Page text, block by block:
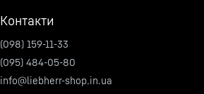
Контакти
(098) 159-11-33
(095) 484-05-80
info@liebherr-shop.in.ua